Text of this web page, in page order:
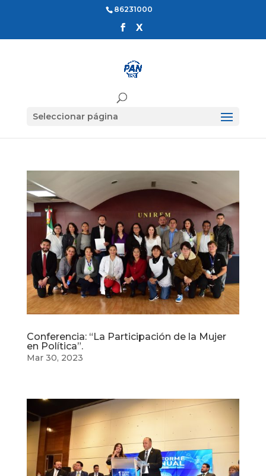
86231000
Seleccionar página
Conferencia: “La Participación de la Mujer
en Política”.
Mar 30, 2023